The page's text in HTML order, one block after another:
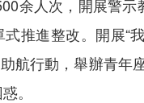
余人次，開展警示
推進整改。開展“
航行動，舉辦青年
。